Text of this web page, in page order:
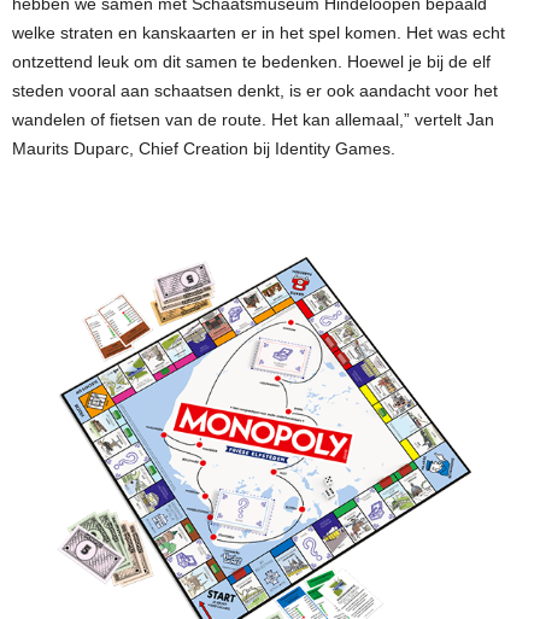
hebben we samen met Schaatsmuseum Hindeloopen bepaald
welke straten en kanskaarten er in het spel komen. Het was echt
ontzettend leuk om dit samen te bedenken. Hoewel je bij de elf
steden vooral aan schaatsen denkt, is er ook aandacht voor het
wandelen of fietsen van de route. Het kan allemaal,” vertelt Jan
Maurits Duparc, Chief Creation bij Identity Games.